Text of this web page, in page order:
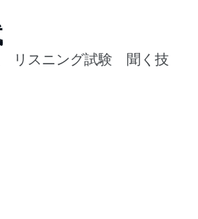
リスニング試験 聞く技